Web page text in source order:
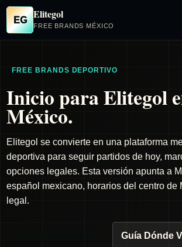
EG Elitegol
FREE BRANDS MÉXICO
FREE BRANDS DEPORTIVO
Inicio para Elitegol
México.
Elitegol se convierte en una plataforma
deportiva para seguir partidos de hoy,
opciones legales. Esta versión apunta a
español mexicano, horarios del centro de
legal.
Guía Dónde